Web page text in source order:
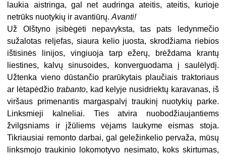
laukia aistringa, gal net audringa ateitis, ateitis, kurioje
netrūks nuotykių ir avantiūrų.Avanti!
Už Olštyno įsibėgėti nepavyksta, tas pats ledynmečio
sužalotas reljefas, siaura kelio juosta, skrodžiama riebios
ištisinės linijos, vingiuoja tarp ežerų, brėždama krantų
liestines, kalvų sinusoides, konverguodama į saulėlydį.
Užtenka vieno dūstančio prarūkytais plaučiais traktoriaus
ar lėtapėdžio trabanto, kad kelyje nusidriektų karavanas, iš
viršaus primenantis margaspalvį traukinį nuotykių parke.
Linksmieji kalneliai. Ties atvira nuobodžiaujantiems
žvilgsniams ir įžūliems vėjams laukyme eismas stoja.
Tikriausiai remonto darbai, gal geležinkelio pervaža, mūsų
linksmojo traukinio lokomotyvo nesimato, koks skirtumas,